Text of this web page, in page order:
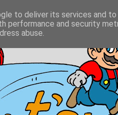
to deliver its services and
performance and security
abuse.